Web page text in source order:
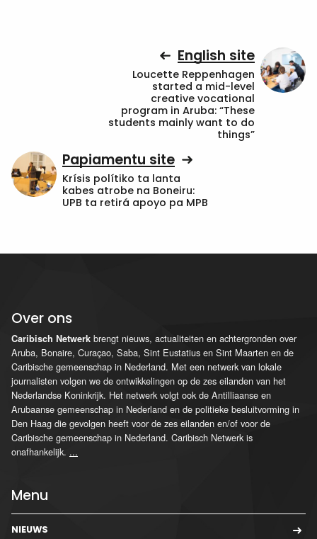
English site
Loucette Reppenhagen
started a mid-level
creative vocational
program in Aruba: “These
students mainly want to do
things”
Papiamentu site
Krísis polítiko ta lanta
kabes atrobe na Boneiru:
UPB ta retirá apoyo pa MPB
Over ons
Caribisch Netwerk brengt nieuws, actualiteiten en achtergronden over
Aruba, Bonaire, Curaçao, Saba, Sint Eustatius en Sint Maarten en de
Caribische gemeenschap in Nederland. Met een netwerk van lokale
journalisten volgen we de ontwikkelingen op de zes eilanden van het
Nederlandse Koninkrijk. Het netwerk volgt ook de Antilliaanse en
Arubaanse gemeenschap in Nederland en de politieke besluitvorming in
Den Haag die gevolgen heeft voor de zes eilanden en/of voor de
Caribische gemeenschap in Nederland. Caribisch Netwerk is
onafhankelijk. ...
Menu
NIEUWS